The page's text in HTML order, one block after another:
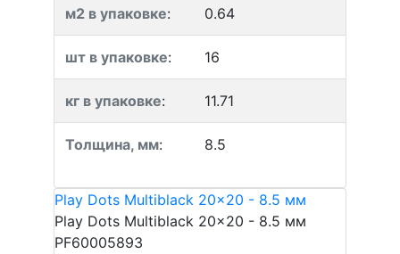
м2 в упаковке: 0.64
шт в упаковке: 16
кг в упаковке: 11.71
Толщина, мм: 8.5
Play Dots Multiblack 20x20 - 8.5 мм
Play Dots Multiblack 20x20 - 8.5 мм
PF60005893